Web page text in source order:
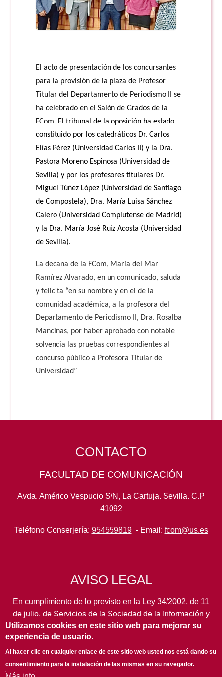
El acto de presentación de los concursantes
para la provisión de la plaza de Profesor
Titular del Departamento de Periodismo II se
ha celebrado en el Salón de Grados de la
FCom. El tribunal de la oposición ha estado
constituido por los catedráticos Dr. Carlos
Elías Pérez (Universidad Carlos II) y la Dra.
Pastora Moreno Espinosa (Universidad de
Sevilla) y por los profesores titulares Dr.
Miguel Túñez López (Universidad de Santiago
de Compostela), Dra. María Luisa Sánchez
Calero (Universidad Complutense de Madrid)
y la Dra. María José Ruiz Acosta (Universidad
de Sevilla).
La decana de la FCom, María del Mar
Ramírez Alvarado, en un comunicado, saluda
y felicita “en su nombre y en el de la
comunidad académica, a la profesora del
Departamento de Periodismo II, Dra. Rosalba
Mancinas, por haber aprobado con notable
solvencia las pruebas correspondientes al
concurso público a Profesora Titular de
Universidad”
CONTACTO
FACULTAD DE COMUNICACIÓN
Avda. Américo Vespucio S/N, La Cartuja. Sevilla. C.P
41092
Teléfono Conserjería: 954559819- Email: fcom@us.es
AVISO LEGAL
En cumplimiento de lo previsto en la Ley 34/2002, de 11
de julio, de Servicios de la Sociedad de la Información y
de Comercio Electrónico, así como en otras normas de
legal aplicación, se pone en conocimiento de los
usuarios de este portal de laUniversidad de Sevillalos
siguientes datos de información general...leer más
Utilizamos cookies en este sitio web para mejorar su
experiencia de usuario.
Al hacer clic en cualquier enlace de este sitio web usted nos está dando su
consentimiento para la instalación de las mismas en su navegador.